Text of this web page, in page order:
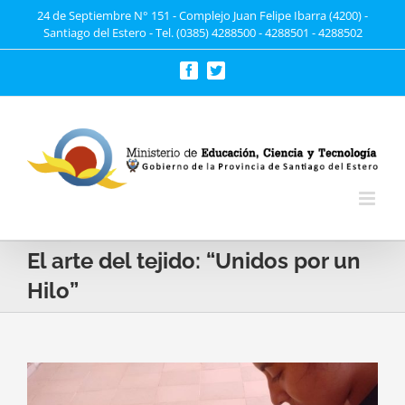
24 de Septiembre N° 151 - Complejo Juan Felipe Ibarra (4200) -
Santiago del Estero - Tel. (0385) 4288500 - 4288501 - 4288502
FacebookTwitter
El arte del tejido: “Unidos por un
Hilo”
Ver